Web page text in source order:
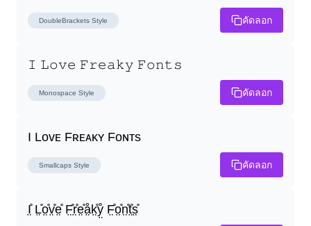
DoubleBrackets Style คัดลอก
𝙸 𝙻𝚘𝚟𝚎 𝙵𝚛𝚎𝚊𝚔𝚢 𝙵𝚘𝚗𝚝𝚜
Monospace Style คัดลอก
I Lᴏᴠᴇ Fʀᴇᴀᴋʏ Fᴏɴᴛs
Smallcaps Style คัดลอก
I̤̊ L̤̊o̤̊v̤̊e̤̊ F̤̊r̤̊e̤̊å̤k̤̊ẙ̤ F̤̊o̤̊n̤̊t̤̊s̤̊